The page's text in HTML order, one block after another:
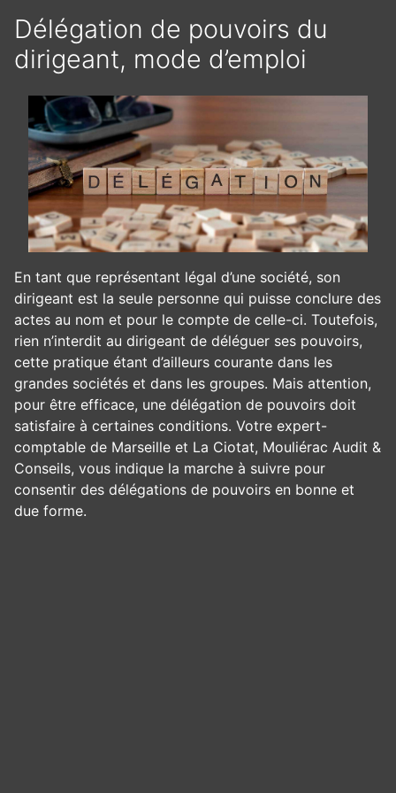
Délégation de pouvoirs du
dirigeant, mode d’emploi
En tant que représentant légal d’une société, son
dirigeant est la seule personne qui puisse conclure des
actes au nom et pour le compte de celle-ci. Toutefois,
rien n’interdit au dirigeant de déléguer ses pouvoirs,
cette pratique étant d’ailleurs courante dans les
grandes sociétés et dans les groupes. Mais attention,
pour être efficace, une délégation de pouvoirs doit
satisfaire à certaines conditions. Votre expert-
comptable de Marseille et La Ciotat, Mouliérac Audit &
Conseils, vous indique la marche à suivre pour
consentir des délégations de pouvoirs en bonne et
due forme.